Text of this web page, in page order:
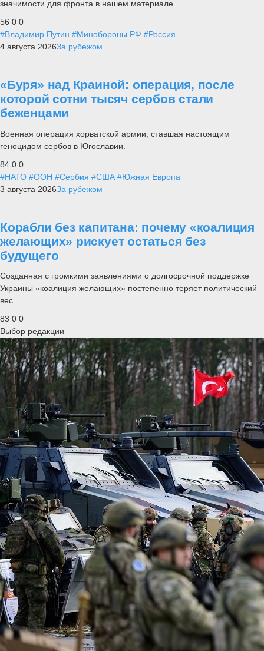
значимости для фронта в нашем материале....
56 0 0
#Владимир Путин #Минобороны РФ #Россия
4 августа 2026За рубежом
«Буря» над Краиной: операция, после
которой сотни тысяч сербов стали
беженцами
Военная операция хорватской армии, ставшая настоящим
геноцидом сербов в Югославии.
84 0 0
#НАТО #ООН #Сербия #США #Южная Европа
3 августа 2026За рубежом
Корабли без капитана: почему «коалиция
желающих» рискует остаться без
будущего
Созданная с громкими заявлениями о долгосрочной поддержке
Украины «коалиция желающих» постепенно теряет политический
вес.
83 0 0
Выбор редакции